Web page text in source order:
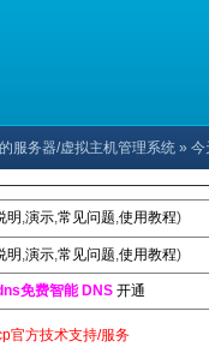
服务器/虚拟主机管理系统 » 今
明 ,演示,常见问题,使用教程)
明 ,演示,常见问题,使用教程)
免费智能 DNS 开通
官方技术支持/服务